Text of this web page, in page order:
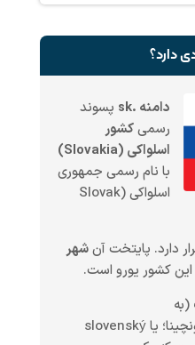
دامنه .sk
پسوند
رسمیکشور
اسلواکی (Slovakia)
با نام رسمی جمهوری
اسلواکی (Slovak
دارد. پایتخت آنشهر
کشور یورو است.
(به
اسلوواک:slovenčina، اسلووِنچینا؛ یا slovenský